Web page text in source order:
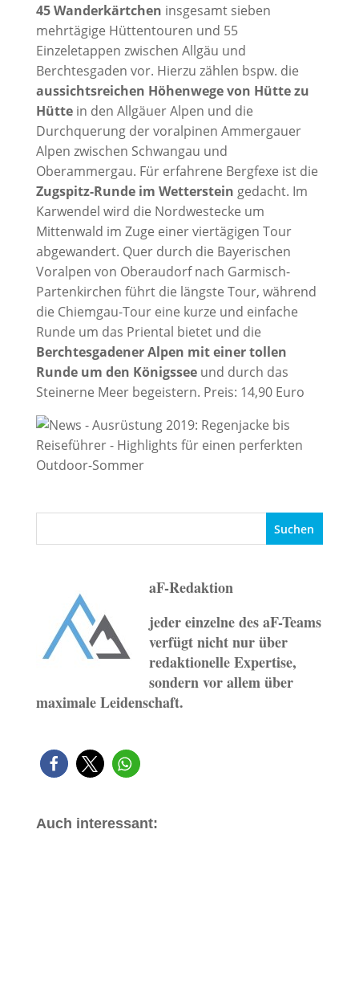
45 Wanderkärtchen insgesamt sieben
mehrtägige Hüttentouren und 55
Einzeletappen zwischen Allgäu und
Berchtesgaden vor. Hierzu zählen bspw. die
aussichtsreichen Höhenwege von Hütte zu
Hüttein den Allgäuer Alpen und die
Durchquerung der voralpinen Ammergauer
Alpen zwischen Schwangau und
Oberammergau. Für erfahrene Bergfexe ist die
Zugspitz-Runde im Wetterstein gedacht. Im
Karwendel wird die Nordwestecke um
Mittenwald im Zuge einer viertägigen Tour
abgewandert. Quer durch die Bayerischen
Voralpen von Oberaudorf nach Garmisch-
Partenkirchen führt die längste Tour, während
die Chiemgau-Tour eine kurze und einfache
Runde um das Priental bietet und die
Berchtesgadener Alpen mit einer tollen
Runde um den Königsseeund durch das
Steinerne Meer begeistern. Preis: 14,90 Euro
aF-Redaktion
jeder einzelne des aF-Teams
verfügt nicht nur über
redaktionelle Expertise,
sondern vor allem über
maximale Leidenschaft.
Auch interessant: